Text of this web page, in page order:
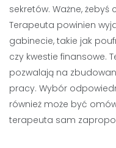
sekretów. Ważne, żebyś
Terapeuta powinien
gabinecie, takie jak
czy kwestie finansowe.
pozwalają na
pracy. Wybór
również może być
terapeuta sam